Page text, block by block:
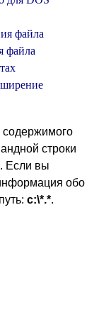
файла
файла
строки
Если вы
обо
c:\*.*.